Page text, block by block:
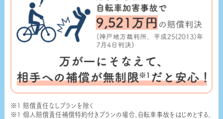
※1 賠償責任なしプランを除く
※1 個人賠償責任補償特約付きプランの場合、自転車事故をはじめとする、